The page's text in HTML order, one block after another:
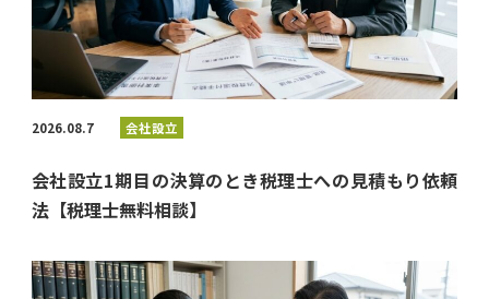
2026.08.7 会社設立
会社設立1期目の決算のとき税理士への見積もり依頼
法【税理士無料相談】